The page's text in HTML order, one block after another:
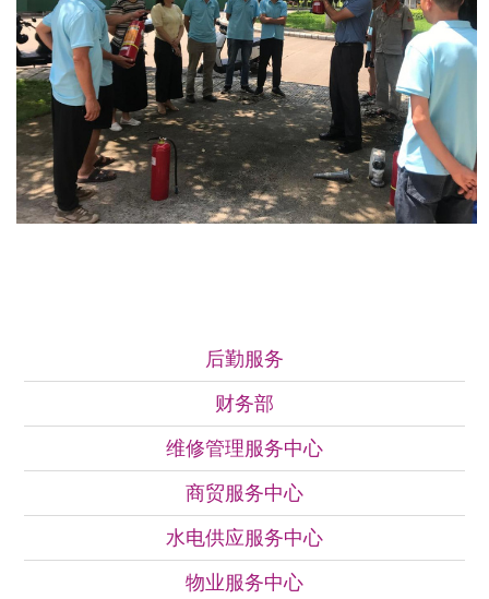
后勤服务
财务部
维修管理服务中心
商贸服务中心
水电供应服务中心
物业服务中心